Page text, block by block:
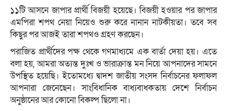
১১টি আসনে জাপার প্রার্থী বিজয়ী হয়েছে। বিজয়ী হওয়ার পর জাপার
এমপিরা শপথ নেয়া নিয়েও শুরু করে নানান নাটকীয়তা। তবে সব
কিছুর পর আজই তারা শপথও গ্রহণ করছেন।
পরাজিত প্রার্থীদের পক্ষ থেকে গণমাধ্যমে এক বার্তা দেয়া হয়। এতে
বলা হয়, আমরা অত্যন্ত দুঃখ ও ভারাক্রান্ত মন নিয়ে আপনাদের সামনে
উপস্থিত হয়েছি। ইতোমধ্যে দ্বাদশ জাতীয় সংসদ নির্বাচনের ফলাফল
আপনারা জেনেছেন। সাংবিধানিক বাধ্যবাধকতায় দেশে নির্বাচন
অনুষ্ঠানের আর কোনো বিকল্প ছিলো না।